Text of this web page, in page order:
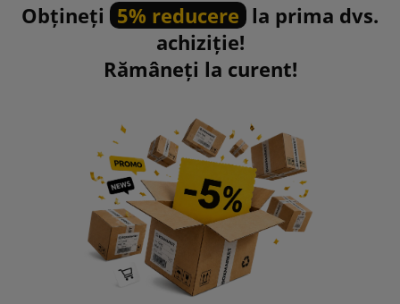
Obțineți 5% reducere la prima dvs.
achiziție!
Rămâneți la curent!